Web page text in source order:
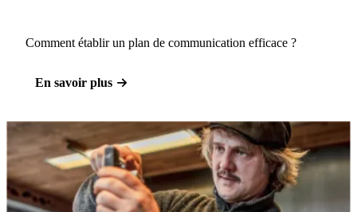
Comment établir un plan de communication efficace ?
En savoir plus